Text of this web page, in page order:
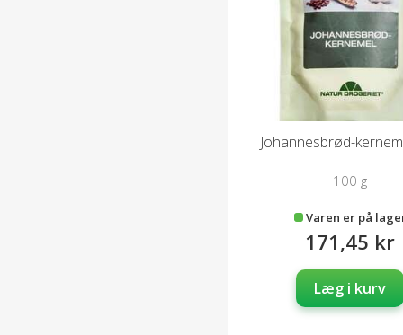
Johannesbrød-
100 g
Varen er på
171,45 kr
Læg i kurv